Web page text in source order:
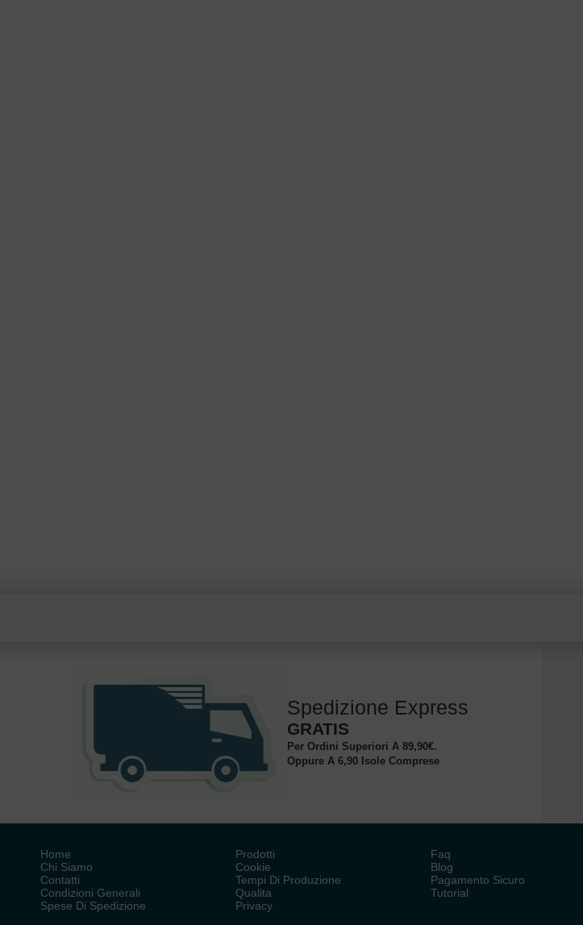
Spedizione Express
GRATIS
Per Ordini Superiori A 89,90€.
Oppure A 6,90 Isole Comprese
Home Prodotti
Faq
Chi Siamo
Cookie
Blog
Contatti
Tempi Di Produzione
Pagamento Sicuro
Condizioni Generali
Qualita
Tutorial
Spese Di Spedizione
Privacy